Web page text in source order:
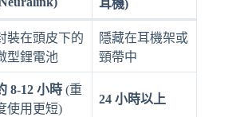
耳機)
裝在頭皮下的
型鋰電池
隱藏在耳機架或
頸帶中
8-12 小時 (重
使用更短)
24 小時以上